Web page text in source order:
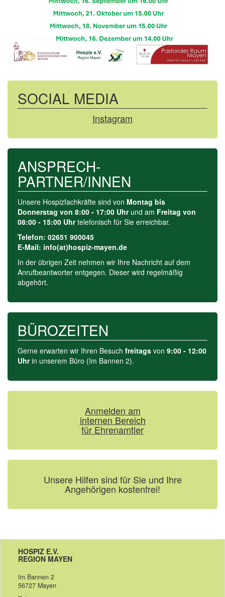
SOCIAL MEDIA
Instagram
ANSPRECH­-
PARTNER/INNEN
Unsere Hospizfachkräfte sind von Montag bis
Donnerstag von 8:00 - 17:00 Uhrund am Freitag von
08:00 - 15:00 Uhrtelefonisch für Sie erreichbar.
Telefon: 02651 900045
E-Mail: info(at)hospiz-mayen.de
In der übrigen Zeit nehmen wir Ihre Nachricht auf dem
Anrufbeant­worter entgegen. Dieser wird regelmäßig
abgehört.
BÜROZEITEN
Gerne erwarten wir Ihren Besuch freitags von 9:00 - 12:00
Uhrin unserem Büro (Im Bannen 2).
Anmelden am
internen Bereich
für Ehrenamtler
Unsere Hilfen sind für Sie und Ihre
Angehörigen kostenfrei!
HOSPIZ E.V.
REGION MAYEN
Im Bannen 2
56727 Mayen